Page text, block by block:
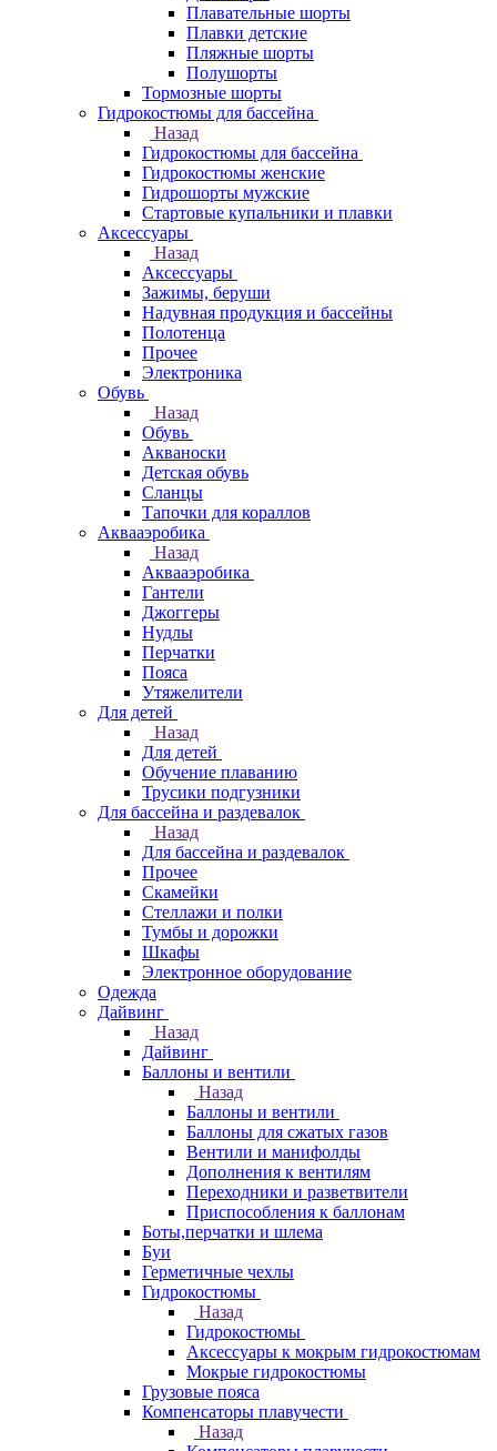
Плавательные шорты
Плавки детские
Пляжные шорты
Полушорты
Тормозные шорты
Гидрокостюмы для бассейна
Назад
Гидрокостюмы для бассейна
Гидрокостюмы женские
Гидрошорты мужские
Стартовые купальники и плавки
Аксессуары
Назад
Аксессуары
Зажимы, беруши
Надувная продукция и бассейны
Полотенца
Прочее
Электроника
Обувь
Назад
Обувь
Акваноски
Детская обувь
Сланцы
Тапочки для кораллов
Аквааэробика
Назад
Аквааэробика
Гантели
Джоггеры
Нудлы
Перчатки
Пояса
Утяжелители
Для детей
Назад
Для детей
Обучение плаванию
Трусики подгузники
Для бассейна и раздевалок
Назад
Для бассейна и раздевалок
Прочее
Скамейки
Стеллажи и полки
Тумбы и дорожки
Шкафы
Электронное оборудование
Одежда
Дайвинг
Назад
Дайвинг
Баллоны и вентили
Назад
Баллоны и вентили
Баллоны для сжатых газов
Вентили и манифолды
Дополнения к вентилям
Переходники и разветвители
Приспособления к баллонам
Боты,перчатки и шлема
Буи
Герметичные чехлы
Гидрокостюмы
Назад
Гидрокостюмы
Аксессуары к мокрым гидрокостюмам
Мокрые гидрокостюмы
Грузовые пояса
Компенсаторы плавучести
Назад